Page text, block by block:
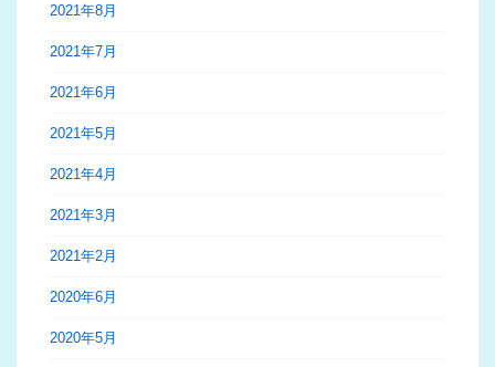
2021年8月
2021年7月
2021年6月
2021年5月
2021年4月
2021年3月
2021年2月
2020年6月
2020年5月